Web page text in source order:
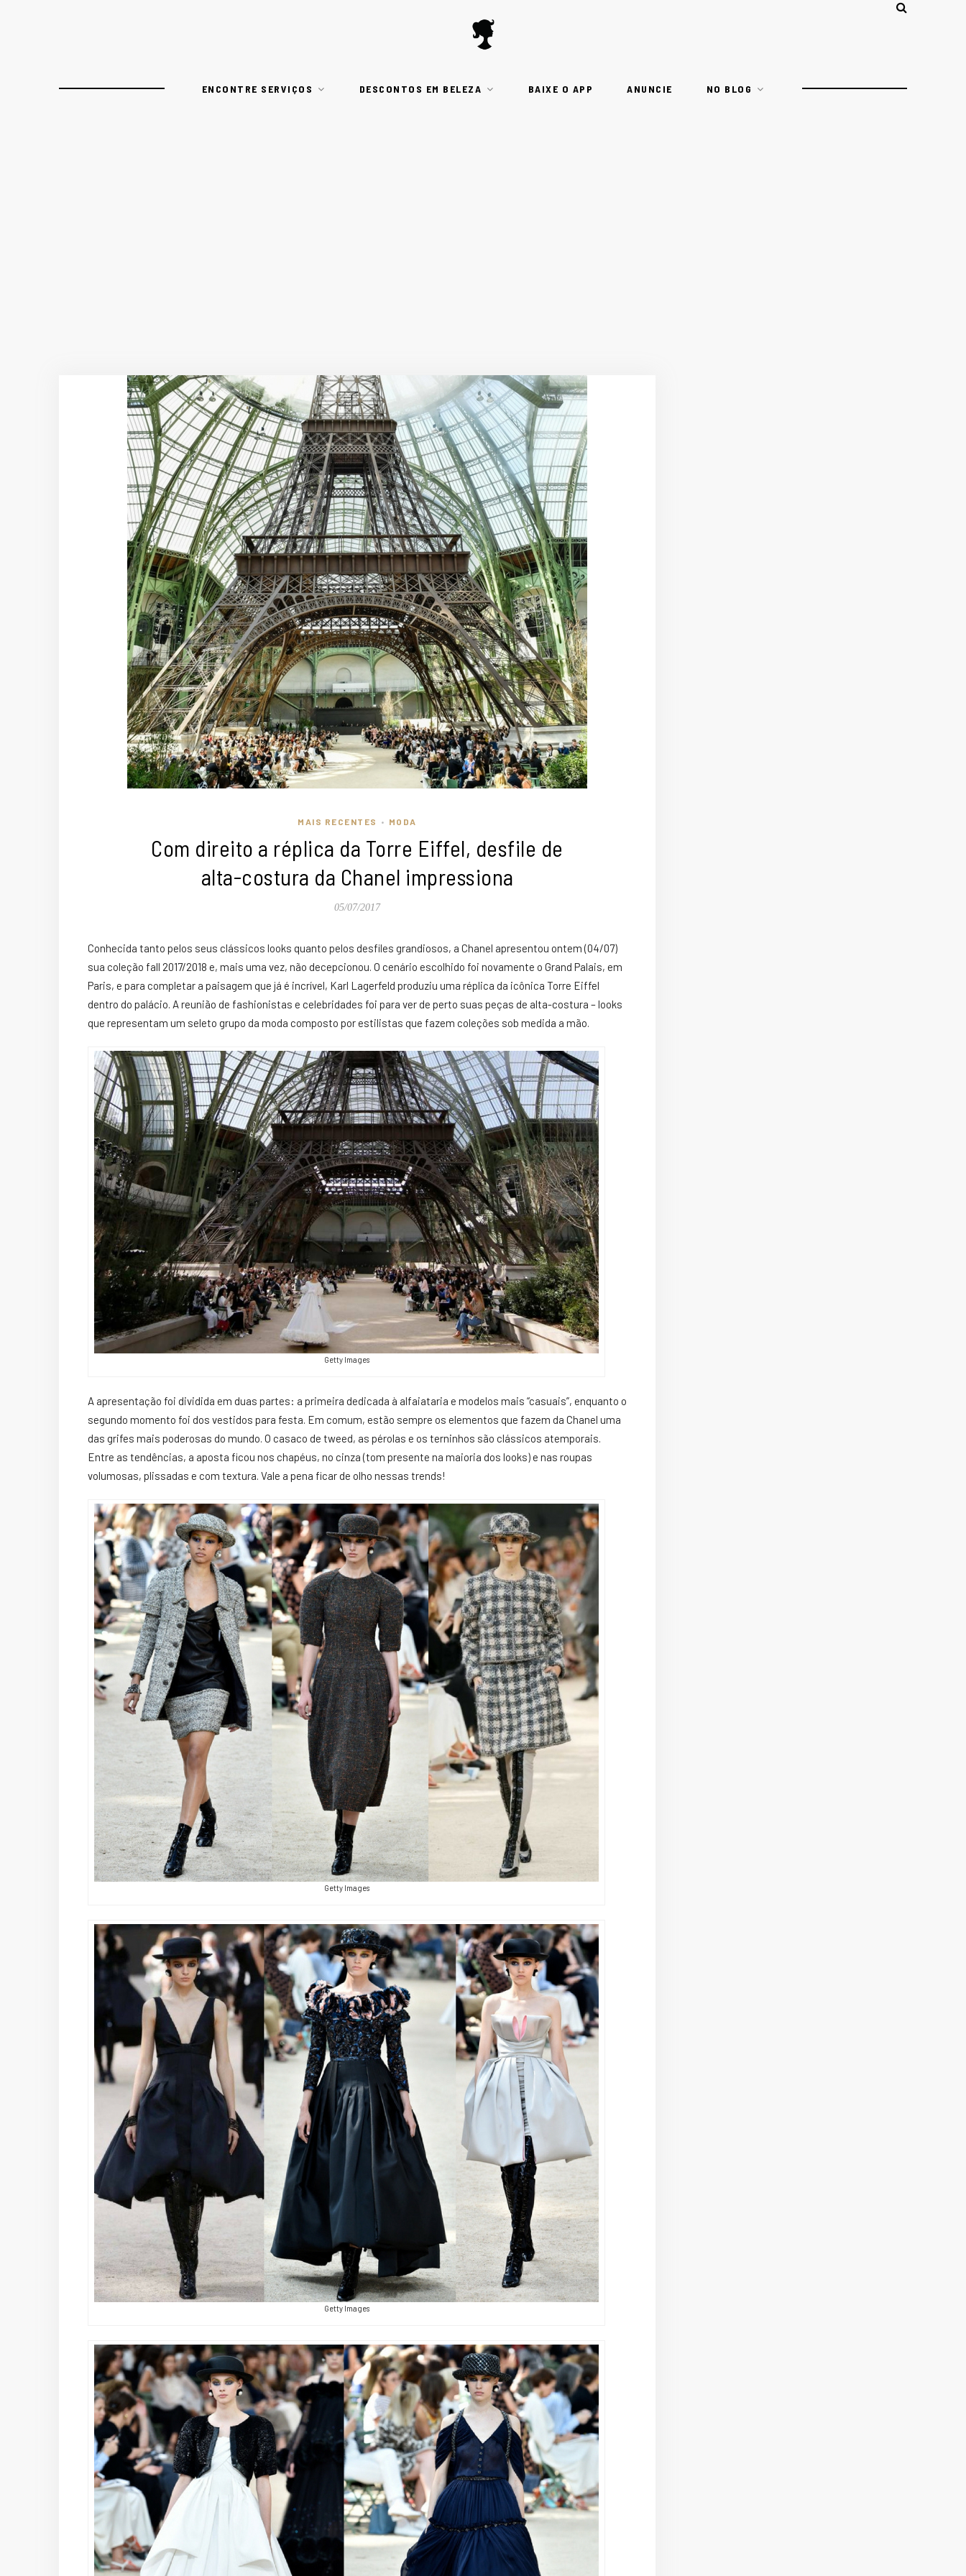
ENCONTRE SERVIÇOS DESCONTOS EM BELEZA BAIXE O APP ANUNCIE NO BLOG
MAIS RECENTES • MODA
Com direito a réplica da Torre Eiffel, desfile de
alta-costura da Chanel impressiona
05/07/2017
Conhecida tanto pelos seus clássicos looks quanto pelos desfiles grandiosos, a Chanel apresentou ontem (04/07)
sua coleção fall 2017/2018 e, mais uma vez, não decepcionou. O cenário escolhido foi novamente o Grand Palais, em
Paris, e para completar a paisagem que já é incrível, Karl Lagerfeld produziu uma réplica da icônica Torre Eiffel
dentro do palácio. A reunião de fashionistas e celebridades foi para ver de perto suas peças de alta-costura – looks
que representam um seleto grupo da moda composto porestilistas que fazem coleções sob medida a mão.
Getty Images
A apresentação foi dividida em duas partes: a primeira dedicada à alfaiataria e modelos mais “casuais”, enquanto o
segundo momento foi dos vestidos para festa. Em comum, estão sempre os elementos que fazem da Chanel uma
das grifes mais poderosas do mundo. O casaco de tweed, as pérolas e os terninhos são clássicos atemporais.
Entre as tendências, a aposta ficou nos chapéus, no cinza (tom presente na maioria dos looks) e nas roupas
volumosas, plissadas e com textura. Vale a pena ficar de olho nessas trends!
Getty Images
Getty Images